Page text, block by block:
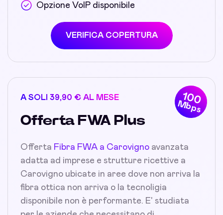
Opzione VoIP disponibile
VERIFICA COPERTURA
100
Mbps
A SOLI 39,90 € AL MESE
Offerta FWA Plus
Offerta Fibra FWA a Carovigno avanzata
adatta ad imprese e strutture ricettive a
Carovigno ubicate in aree dove non arriva la
fibra ottica non arriva o la tecnoligia
disponibile non è performante. E' studiata